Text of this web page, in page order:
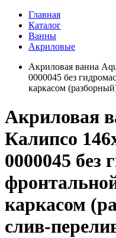
Главная
Каталог
Ванны
Акриловые
Акриловая ванна
0000045 без
каркасом
Акриловая
Калипсо
0000045 без
каркасом
слив-